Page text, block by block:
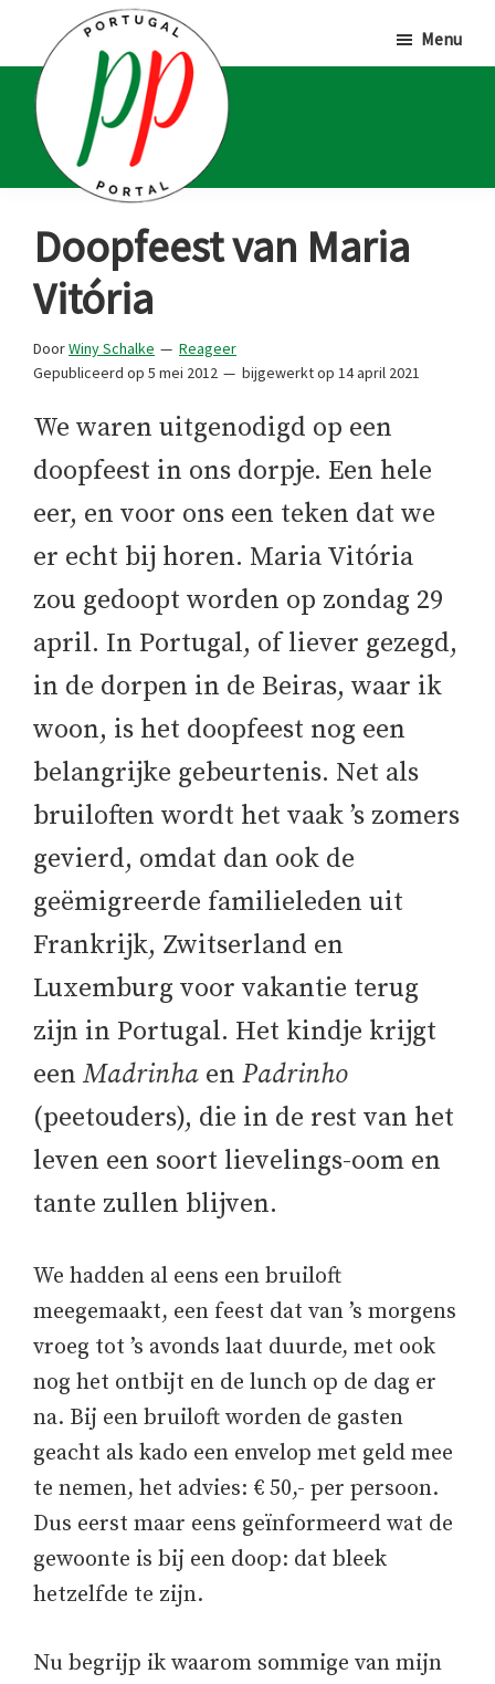
hoofd
inhoud
eerste
sidebar
voettekst
Portal
Portugalliefhebbers
en
fanaten
Menu
Doopfeest van Maria
Vitória
DoorWiny Schalke
Reageer
Gepubliceerd op 5 mei 2012 bijgewerkt op 14 april 2021
We waren uitgenodigd op een
doopfeest in ons dorpje. Een hele
eer, en voor ons een teken dat we
er echt bij horen. Maria Vitória
zou gedoopt worden op zondag 29
april. In Portugal, of liever gezegd,
in de dorpen in de Beiras, waar ik
woon, is het doopfeest nog een
belangrijke gebeurtenis. Net als
bruiloften wordt het vaak ’s zomers
gevierd, omdat dan ook de
geëmigreerde familieleden uit
Frankrijk, Zwitserland en
Luxemburg voor vakantie terug
zijn in Portugal. Het kindje krijgt
een Madrinha en Padrinho
(peetouders), die in de rest van het
leven een soort lievelings-oom en
tante zullen blijven.
We hadden al eens een bruiloft
meegemaakt, een feest dat van ’s morgens
vroeg tot ’s avonds laat duurde, met ook
nog het ontbijt en de lunch op de dag er
na. Bij een bruiloft worden de gasten
geacht als kado een envelop met geld mee
te nemen, het advies: € 50,- per persoon.
Dus eerst maar eens geïnformeerd wat de
gewoonte is bij een doop: dat bleek
hetzelfde te zijn.
Nu begrijp ik waarom sommige van mijn